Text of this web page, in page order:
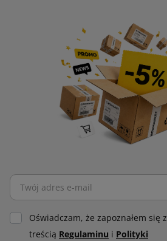
Oświadczam, że zapoznałem się z
treścią Regulaminu i Polityki